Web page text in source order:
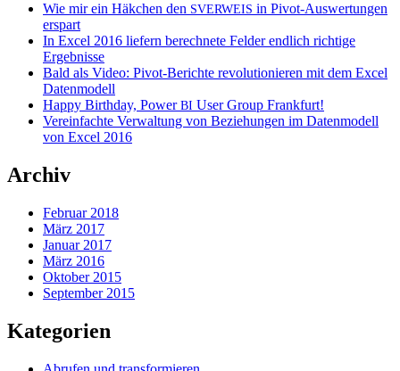
Wie mir ein Häkchen den SVERWEIS in Pivot-Auswertungen
erspart
In Excel 2016 liefern berechnete Felder endlich richtige
Ergebnisse
Bald als Video: Pivot-Berichte revolutionieren mit dem Excel
Datenmodell
Happy Birthday, PowerBI User Group Frankfurt!
Vereinfachte Verwaltung von Beziehungen im Datenmodell
von Excel 2016
Archiv
Februar 2018
März 2017
Januar 2017
März 2016
Oktober 2015
September 2015
Kategorien